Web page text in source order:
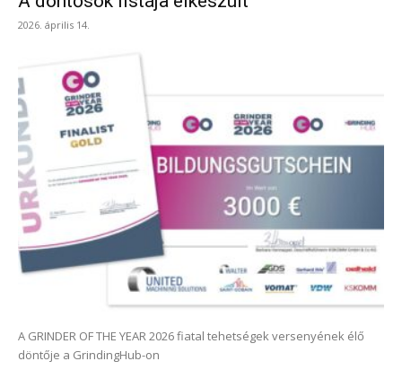
2026. április 14.
A GRINDER OF THE YEAR 2026 fiatal tehetségek versenyének élő
döntője a GrindingHub-on